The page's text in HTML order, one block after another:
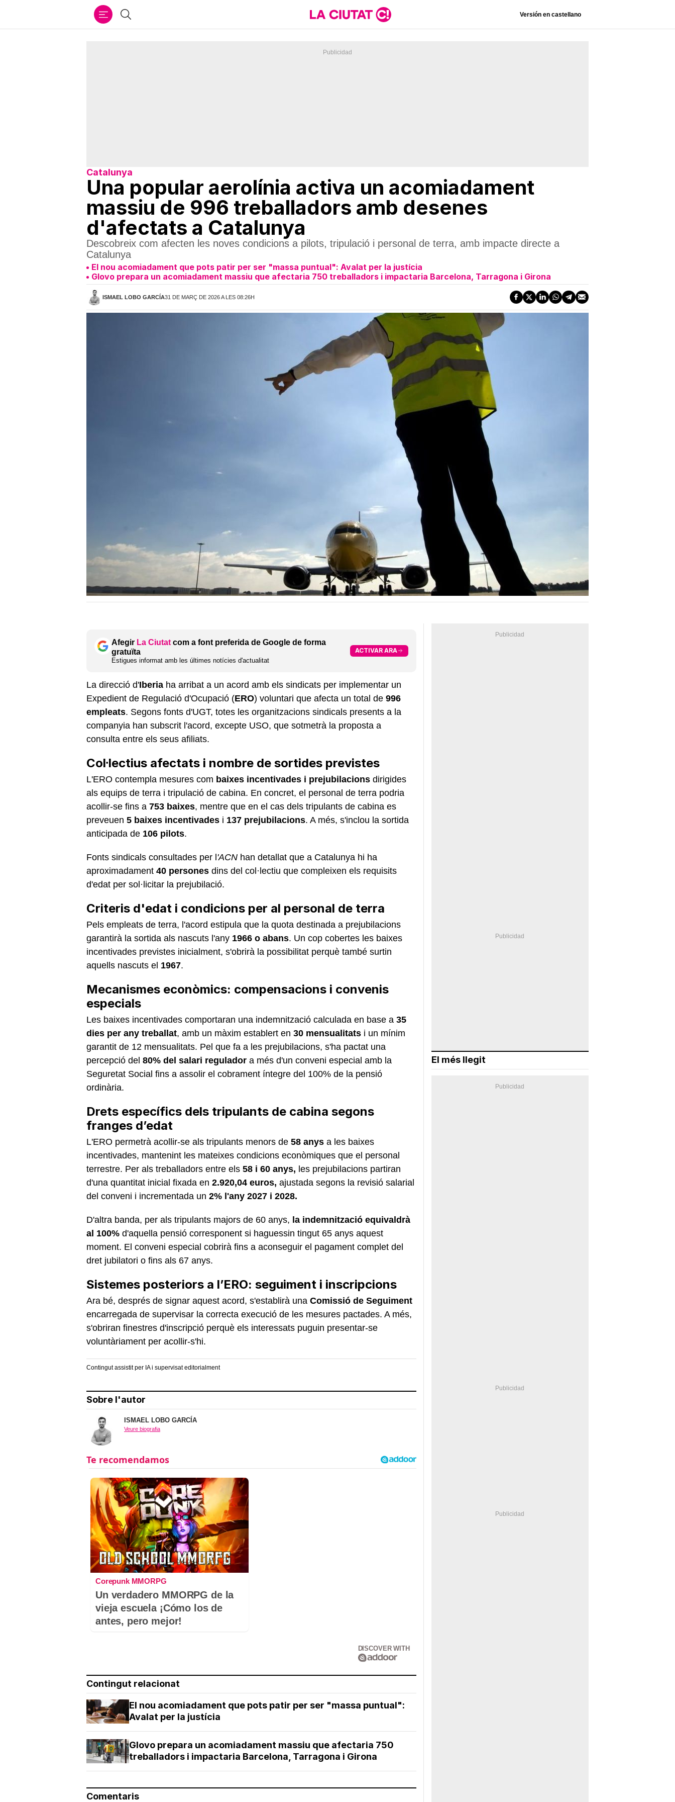
Cercar Versión en castellano
Catalunya
Una popular aerolínia activa un acomiadament
massiu de 996 treballadors amb desenes
d'afectats a Catalunya
Descobreix com afecten les noves condicions a pilots, tripulació i personal de terra, amb impacte directe a
Catalunya
El nou acomiadament que pots patir per ser "massa puntual": Avalat per la justícia
Glovo prepara un acomiadament massiu que afectaria 750 treballadors i impactaria Barcelona, Tarragona i Girona
ISMAEL LOBO GARCÍA31 DE MARÇ DE 2026 A LES 08:26H
Afegir La Ciutat com a font preferida de Google de forma
gratuïta
Estigues informat amb les últimes notícies d'actualitat
ACTIVAR ARA
La direcció d'Iberia ha arribat a un acord amb els sindicats per implementar un
Expedient de Regulació d'Ocupació (ERO) voluntari que afecta un total de 996
empleats. Segons fonts d'UGT, totes les organitzacions sindicals presents a la
companyia han subscrit l'acord, excepte USO, que sotmetrà la proposta a
consulta entre els seus afiliats.
Col·lectius afectats i nombre de sortides previstes
L'ERO contempla mesures com baixes incentivades i prejubilacions dirigides
als equips de terra i tripulació de cabina. En concret, el personal de terra podria
acollir-se fins a 753 baixes, mentre que en el cas dels tripulants de cabina es
preveuen 5 baixes incentivades i 137 prejubilacions. A més, s'inclou la sortida
anticipada de 106 pilots.
Fonts sindicals consultades per l'ACN han detallat que a Catalunya hi ha
aproximadament 40 persones dins del col·lectiu que compleixen els requisits
d'edat per sol·licitar la prejubilació.
Criteris d'edat i condicions per al personal de terra
Pels empleats de terra, l'acord estipula que la quota destinada a prejubilacions
garantirà la sortida als nascuts l'any 1966 o abans. Un cop cobertes les baixes
incentivades previstes inicialment, s'obrirà la possibilitat perquè també surtin
aquells nascuts el 1967.
Mecanismes econòmics: compensacions i convenis
especials
Les baixes incentivades comportaran una indemnització calculada en base a 35
dies per any treballat, amb un màxim establert en 30 mensualitats i un mínim
garantit de 12 mensualitats. Pel que fa a les prejubilacions, s'ha pactat una
percepció del 80% del salari regulador a més d'un conveni especial amb la
Seguretat Social fins a assolir el cobrament íntegre del 100% de la pensió
ordinària.
Drets específics dels tripulants de cabina segons
franges d’edat
L'ERO permetrà acollir-se als tripulants menors de 58 anys a les baixes
incentivades, mantenint les mateixes condicions econòmiques que el personal
terrestre. Per als treballadors entre els 58 i 60 anys, les prejubilacions partiran
d'una quantitat inicial fixada en 2.920,04 euros, ajustada segons la revisió salarial
del conveni i incrementada un 2% l'any 2027 i 2028.
D'altra banda, per als tripulants majors de 60 anys, la indemnització equivaldrà
al 100% d'aquella pensió corresponent si haguessin tingut 65 anys aquest
moment. El conveni especial cobrirà fins a aconseguir el pagament complet del
dret jubilatori o fins als 67 anys.
Sistemes posteriors a l’ERO: seguiment i inscripcions
Ara bé, després de signar aquest acord, s'establirà una Comissió de Seguiment
encarregada de supervisar la correcta execució de les mesures pactades. A més,
s'obriran finestres d'inscripció perquè els interessats puguin presentar-se
voluntàriament per acollir-s'hi.
Contingut assistit per IA i supervisat editorialment
Sobre l'autor
ISMAEL LOBO GARCÍA
Veure biografia
Corepunk MMORPG
Un verdadero MMORPG de la
vieja escuela ¡Cómo los de
antes, pero mejor!
DISCOVER WITH
Contingut relacionat
El nou acomiadament que pots patir per ser "massa puntual":
Avalat per la justícia
Glovo prepara un acomiadament massiu que afectaria 750
treballadors i impactaria Barcelona, Tarragona i Girona
Comentaris
El més llegit